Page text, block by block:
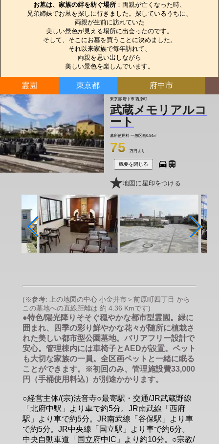
お墓は、家族の絆を紡ぐ場所 ：両親が亡くなった時、
兄弟姉妹でお墓を探しに行きました。探しているうちに、
両親が生前に訪れていた
美しい景色が見える場所に出会ったのです。
そして、そこにお墓を買うことに決めました。
それ以来家族で毎年訪れて、
両親を思い出しながら
美しい景色を楽しんでいます。
霊園 東京都 府中市
東京都 府中市 西原町
武蔵メモリアルコ
ート
墓所使用料 一般区画0.54㎡
75 万円より
概要を閉じる
地図に星印をつける
(※参考: 上の地図の中心 小金井市＞前原町四丁目 から
この墓地への直線距離は 約 4.36 Kmです)
●特色/陽光降りそそぐ穏やかな都市型霊園。緑に
囲まれ、四季の彩り鮮やかな花々が随所に植栽さ
れた美しい都市型公園墓地。バリアフリー設計で
安心。管理棟内には車椅子とAEDが設置。ペット
も大切な家族の一員。全区画ペットと一緒に眠る
ことができます。※初回のみ、管理施設費33,000
円（手桶使用料込）が別途かかります。
○経営主体/(宗)法音寺○最寄駅・交通/JR武蔵野線
「北府中駅」より車で約5分。JR南武線「西府
駅」より車で約5分。JR南武線「谷保駅」より車
で約5分。JR中央線「国立駅」より車で約6分。
中央自動車道「国立府中IC」より約10分。○宗教/